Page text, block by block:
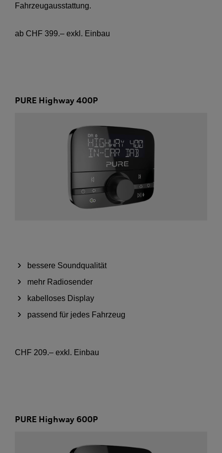
Fahrzeugausstattung.
ab CHF 399.– exkl. Einbau
PURE Highway 400P
bessere Soundqualität
mehr Radiosender
kabelloses Display
passend für jedes Fahrzeug
CHF 209.– exkl. Einbau
PURE Highway 600P